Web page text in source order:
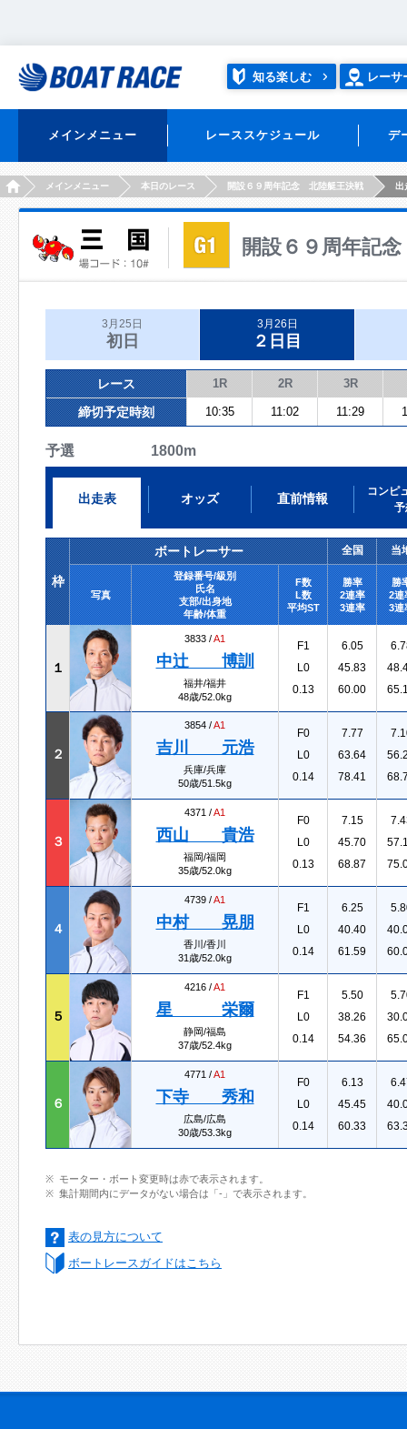
知る楽しむ レーサ
メインメニュー レーススケジュール デ
HOMEメインメニュー 本日のレース 開設６９周年記念 北陸艇王決戦 出
開設６９周年記
3月25日
初日
3月26日
２日目
レース 1R 2R 3R
締切予定時刻 10:35 11:02 11:29
予選 1800m
出走表 オッズ 直前情報
コンピ
予
枠
ボートレーサー 全国 当
写真
登録番号/級別
氏名
支部/出身地
年齢/体重
F数
L数
平均ST
勝率
2連率
3連率
勝
2連
3連
１
3833 /A1
中辻 博訓
福井/福井
48歳/52.0kg
F1
L0
0.13
6.05
45.83
60.00
２
3854 /A1
吉川 元浩
兵庫/兵庫
50歳/51.5kg
F0
L0
0.14
7.77
63.64
78.41
３
4371 /A1
西山 貴浩
福岡/福岡
35歳/52.0kg
F0
L0
0.13
7.15
45.70
68.87
４
4739 /A1
中村 晃朋
香川/香川
31歳/52.0kg
F1
L0
0.14
6.25
40.40
61.59
５
4216 /A1
星 栄爾
静岡/福島
37歳/52.4kg
F1
L0
0.14
5.50
38.26
54.36
６
4771 /A1
下寺 秀和
広島/広島
30歳/53.3kg
F0
L0
0.14
6.13
45.45
60.33
モーター・ボート変更時は赤で表示されます。
集計期間内にデータがない場合は「-」で表示されます。
表の見方について
ボートレースガイドはこちら